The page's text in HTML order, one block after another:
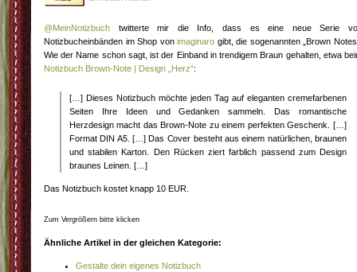
@MeinNotizbuch twitterte mir die Info, dass es eine neue Serie
Notizbucheinbänden im Shop vonimaginaro gibt, die sogenannten „Brown
Wie der Name schon sagt, ist der Einband in trendigem Braun gehalten, etwa
Notizbuch Brown-Note | Design „Herz“:
[…] Dieses Notizbuch möchte jeden Tag auf eleganten cremefarbenen
Seiten Ihre Ideen und Gedanken sammeln. Das romantische
Herzdesign macht das Brown-Note zu einem perfekten Geschenk. […]
Format DIN A5. […] Das Cover besteht aus einem natürlichen, braunen
und stabilen Karton. Den Rücken ziert farblich passend zum Design
braunes Leinen. […]
Das Notizbuch kostet knapp 10 EUR.
Zum Vergrößern bitte klicken
Ähnliche Artikel in der gleichen Kategorie:
Gestalte dein eigenes Notizbuch